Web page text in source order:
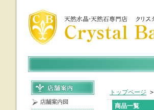
トップページ >
商品一覧